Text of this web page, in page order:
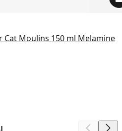
Moulins 150 ml Melamine